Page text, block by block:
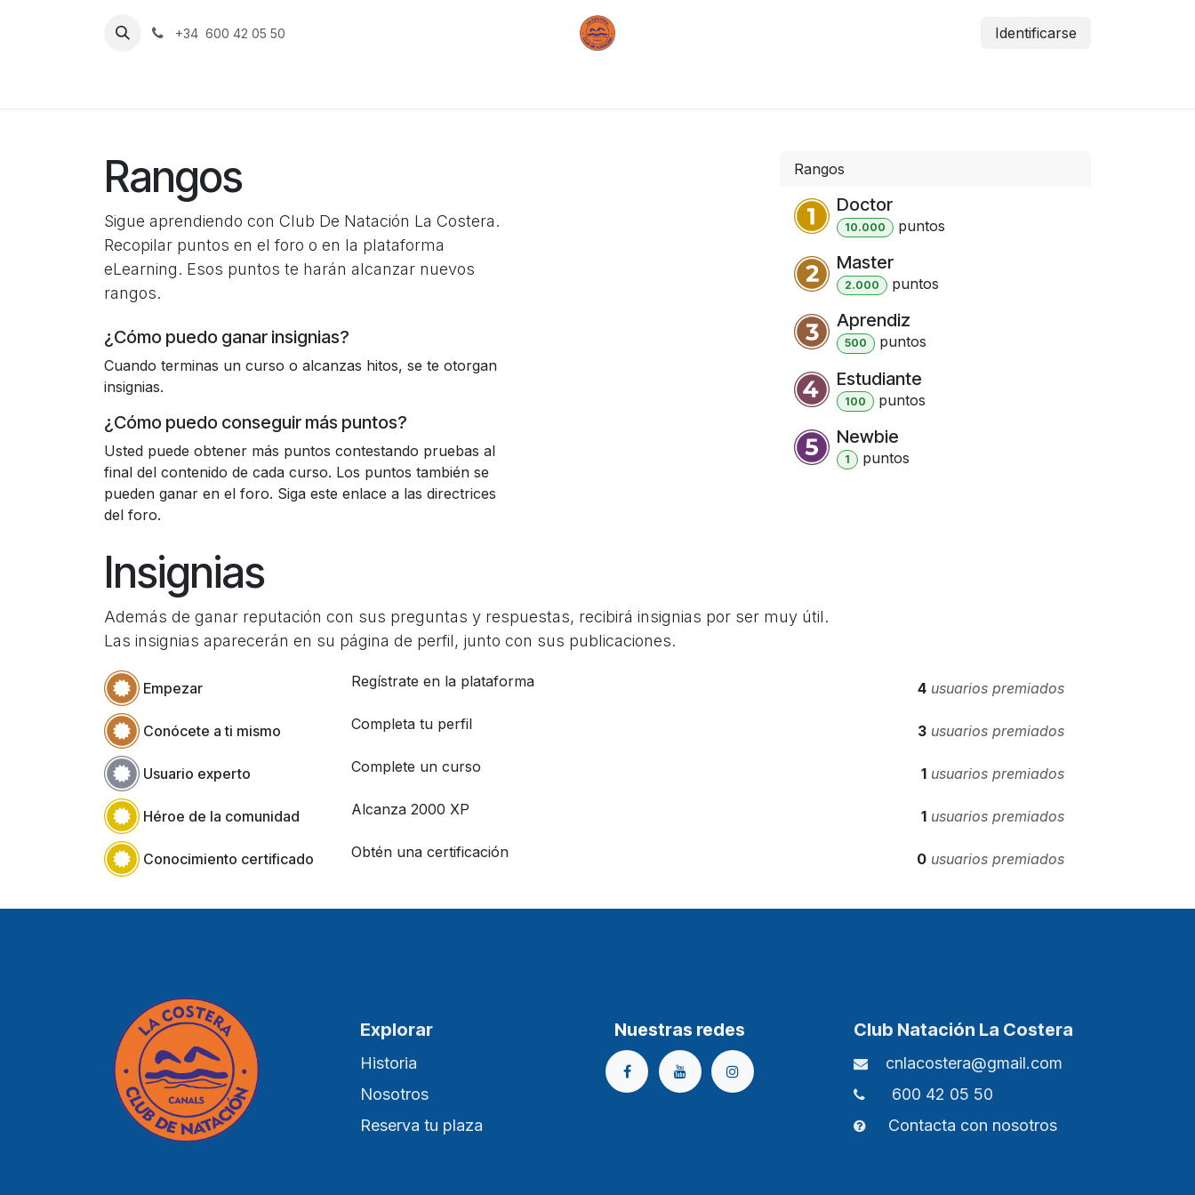
+34 600 42 05 50 Identificarse
Rangos
Sigue aprendiendo con Club De Natación La Costera.
Recopilar puntos en el foro o en la plataforma
eLearning. Esos puntos te harán alcanzar nuevos
rangos.
¿Cómo puedo ganar insignias?
Cuando terminas un curso o alcanzas hitos, se te otorgan
insignias.
¿Cómo puedo conseguir más puntos?
Usted puede obtener más puntos contestando pruebas al
final del contenido de cada curso. Los puntos también se
pueden ganar en el foro. Siga este enlace a las directrices
del foro.
Rangos
Doctor
10.000 puntos
Master
2.000 puntos
Aprendiz
500 puntos
Estudiante
100 puntos
Newbie
1 puntos
Insignias
Además de ganar reputación con sus preguntas y respuestas, recibirá insignias por ser muy útil.
Las insignias aparecerán en su página de perfil, junto con sus publicaciones.
Empezar Regístrate en la plataforma 4 usuarios premiados
Conócete a ti mismo Completa tu perfil 3 usuarios premiados
Usuario experto Complete un curso 1 usuarios premiados
Héroe de la comunidad Alcanza 2000 XP 1 usuarios premiados
Conocimiento certificado Obtén una certificación 0 usuarios premiados
Explorar
Historia
Nosotros
Reserva tu plaza
Nuestras redes Club Natación La Costera
cnlacostera@gmail.com​
600 42 05 50
Contacta con nosotros